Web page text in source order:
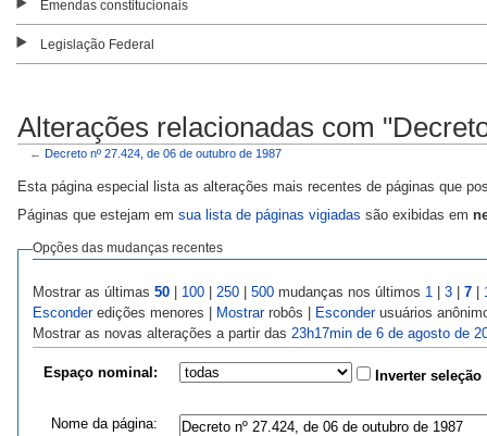
Emendas constitucionais
Legislação Federal
Alterações relacionadas com
← Decreto nº 27.424, de 06 de outubro de 1987
Esta página especial lista as alterações mais recentes de páginas que
Páginas que estejam em sua lista de páginas vigiadas são exibidas em
Opções das mudanças recentes
Mostrar as últimas 50| 100| 250| 500mudanças nos últimos 1| 3| 7|
Esconderedições menores | Mostrarrobôs | Esconderusuários
Mostrar as novas alterações a partir das 23h17min de 6 de agosto de
Espaço nominal: Inverter seleção
Nome da página: